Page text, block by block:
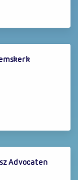
Advocaten